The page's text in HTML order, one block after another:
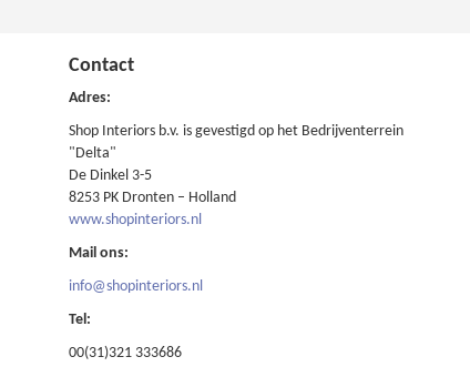
Contact
Adres:
Shop Interiors b.v. is gevestigd op het Bedrijventerrein
"Delta"
De Dinkel 3-5
8253 PK Dronten – Holland
www.shopinteriors.nl
Mail ons:
info@shopinteriors.nl
Tel:
00(31)321 333686